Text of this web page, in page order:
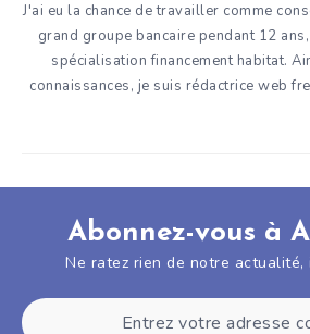
J'ai eu la chance de travailler comme
grand groupe bancaire pendant 12
spécialisation financement habitat.
connaissances, je suis rédactrice web
Abonnez-vous à
Ne ratez rien de notre actualité,